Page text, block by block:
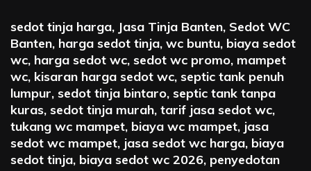
sedot tinja harga, Jasa Tinja Banten, Sedot WC
Banten, harga sedot tinja, wc buntu, biaya sedot
wc, harga sedot wc, sedot wc promo, mampet
wc, kisaran harga sedot wc, septic tank penuh
lumpur, sedot tinja bintaro, septic tank tanpa
kuras, sedot tinja murah, tarif jasa sedot wc,
tukang wc mampet, biaya wc mampet, jasa
sedot wc mampet, jasa sedot wc harga, biaya
sedot tinja, biaya sedot wc 2026, penyedotan